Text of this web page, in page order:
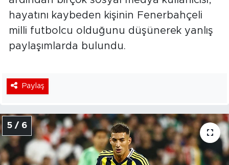
hayatını kaybeden kişinin Fenerbahçeli
milli futbolcu olduğunu düşünerek yanlış
paylaşımlarda bulundu.
Paylaş
5 / 6